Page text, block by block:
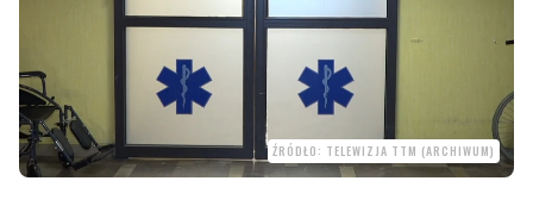
ŹRÓDŁO: TELEWIZJA TTM (ARCHIWUM)